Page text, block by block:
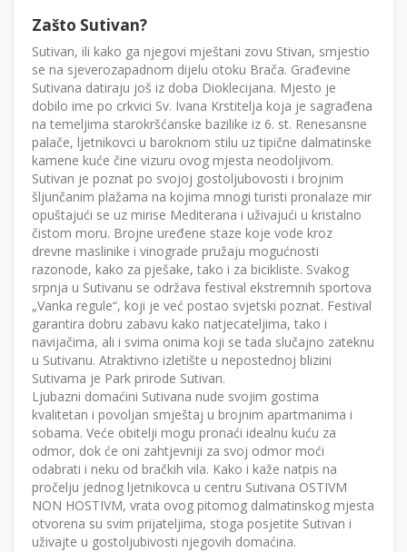
Zašto Sutivan?
Sutivan, ili kako ga njegovi mještani zovu Stivan, smjestio
se na sjeverozapadnom dijelu otoku Brača. Građevine
Sutivana datiraju još iz doba Dioklecijana. Mjesto je
dobilo ime po crkvici Sv. Ivana Krstitelja koja je sagrađena
na temeljima starokršćanske bazilike iz 6. st. Renesansne
palače, ljetnikovci u baroknom stilu uz tipične dalmatinske
kamene kuće čine vizuru ovog mjesta neodoljivom.
Sutivan je poznat po svojoj gostoljubovosti i brojnim
šljunčanim plažama na kojima mnogi turisti pronalaze mir
opuštajući se uz mirise Mediterana i uživajući u kristalno
čistom moru. Brojne uređene staze koje vode kroz
drevne maslinike i vinograde pružaju mogućnosti
razonode, kako za pješake, tako i za bicikliste. Svakog
srpnja u Sutivanu se održava festival ekstremnih sportova
„Vanka regule“, koji je već postao svjetski poznat. Festival
garantira dobru zabavu kako natjecateljima, tako i
navijačima, ali i svima onima koji se tada slučajno zateknu
u Sutivanu. Atraktivno izletište u nepostednoj blizini
Sutivama je Park prirode Sutivan.
Ljubazni domaćini Sutivana nude svojim gostima
kvalitetan i povoljan smještaj u brojnim apartmanima i
sobama. Veće obitelji mogu pronaći idealnu kuću za
odmor, dok će oni zahtjevniji za svoj odmor moći
odabrati i neku od bračkih vila. Kako i kaže natpis na
pročelju jednog ljetnikovca u centru Sutivana OSTIVM
NON HOSTIVM, vrata ovog pitomog dalmatinskog mjesta
otvorena su svim prijateljima, stoga posjetite Sutivan i
uživajte u gostoljubivosti njegovih domaćina.